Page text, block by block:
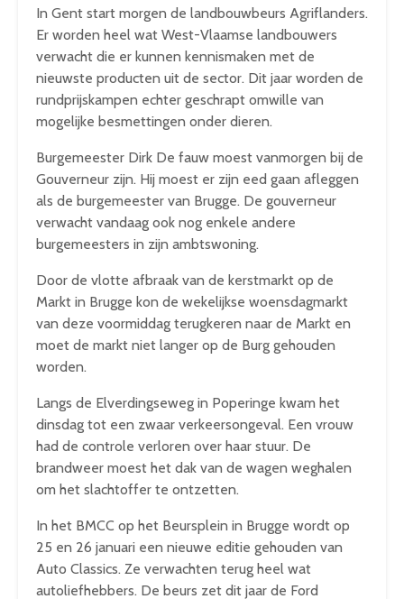
In Gent start morgen de landbouwbeurs Agriflanders.
Er worden heel wat West-Vlaamse landbouwers
verwacht die er kunnen kennismaken met de
nieuwste producten uit de sector. Dit jaar worden de
rundprijskampen echter geschrapt omwille van
mogelijke besmettingen onder dieren.
Burgemeester Dirk De fauw moest vanmorgen bij de
Gouverneur zijn. Hij moest er zijn eed gaan afleggen
als de burgemeester van Brugge. De gouverneur
verwacht vandaag ook nog enkele andere
burgemeesters in zijn ambtswoning.
Door de vlotte afbraak van de kerstmarkt op de
Markt in Brugge kon de wekelijkse woensdagmarkt
van deze voormiddag terugkeren naar de Markt en
moet de markt niet langer op de Burg gehouden
worden.
Langs de Elverdingseweg in Poperinge kwam het
dinsdag tot een zwaar verkeersongeval. Een vrouw
had de controle verloren over haar stuur. De
brandweer moest het dak van de wagen weghalen
om het slachtoffer te ontzetten.
In het BMCC op het Beursplein in Brugge wordt op
25 en 26 januari een nieuwe editie gehouden van
Auto Classics. Ze verwachten terug heel wat
autoliefhebbers. De beurs zet dit jaar de Ford